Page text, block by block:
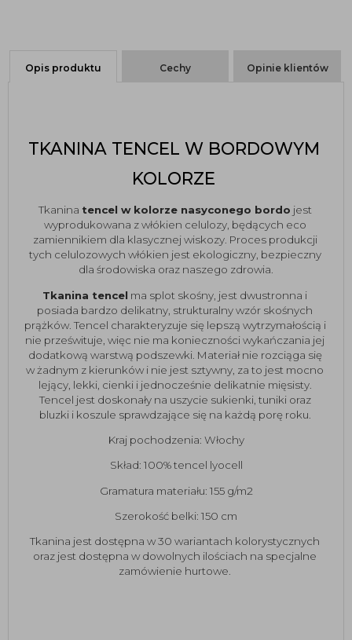
Opis produktu Cechy Opinie klientów
TKANINA TENCEL W BORDOWYM
KOLORZE
Tkanina tencel w kolorze nasyconego bordo jest
wyprodukowana z włókien celulozy, będących eco
zamiennikiem dla klasycznej wiskozy. Proces produkcji
tych celulozowych włókien jest ekologiczny, bezpieczny
dla środowiska oraz naszego zdrowia.
Tkanina tencel ma splot skośny, jest dwustronna i
posiada bardzo delikatny, strukturalny wzór skośnych
prążków. Tencel charakteryzuje się lepszą wytrzymałością i
nie prześwituje, więc nie ma konieczności wykańczania jej
dodatkową warstwą podszewki. Materiał nie rozciąga się
w żadnym z kierunków i nie jest sztywny, za to jest mocno
lejący, lekki, cienki i jednocześnie delikatnie mięsisty.
Tencel jest doskonały na uszycie sukienki, tuniki oraz
bluzki i koszule sprawdzające się na każdą porę roku.
Kraj pochodzenia: Włochy
Skład: 100% tencel lyocell
Gramatura materiału: 155 g/m2
Szerokość belki: 150 cm
Tkanina jest dostępna w 30 wariantach kolorystycznych
oraz jest dostępna w dowolnych ilościach na specjalne
zamówienie hurtowe.